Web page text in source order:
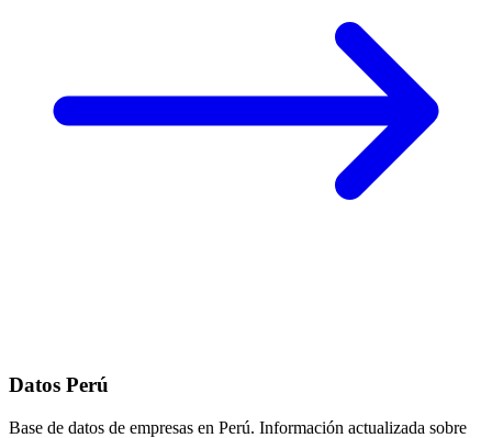
Datos Perú
Base de datos de empresas en Perú. Información actualizada sobre